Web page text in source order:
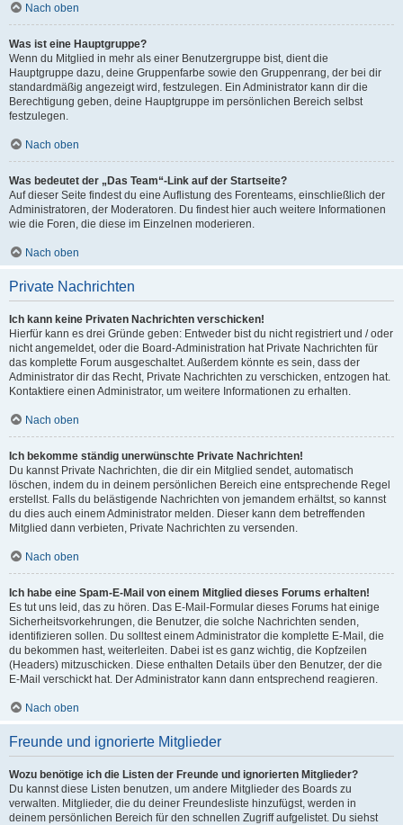
Nach oben
Was ist eine Hauptgruppe?
Wenn du Mitglied in mehr als einer Benutzergruppe bist, dient die
Hauptgruppe dazu, deine Gruppenfarbe sowie den Gruppenrang, der bei dir
standardmäßig angezeigt wird, festzulegen. Ein Administrator kann dir die
Berechtigung geben, deine Hauptgruppe im persönlichen Bereich selbst
festzulegen.
Nach oben
Was bedeutet der „Das Team“-Link auf der Startseite?
Auf dieser Seite findest du eine Auflistung des Forenteams, einschließlich der
Administratoren, der Moderatoren. Du findest hier auch weitere Informationen
wie die Foren, die diese im Einzelnen moderieren.
Nach oben
Private Nachrichten
Ich kann keine Privaten Nachrichten verschicken!
Hierfür kann es drei Gründe geben: Entweder bist du nicht registriert und / oder
nicht angemeldet, oder die Board-Administration hat Private Nachrichten für
das komplette Forum ausgeschaltet. Außerdem könnte es sein, dass der
Administrator dir das Recht, Private Nachrichten zu verschicken, entzogen hat.
Kontaktiere einen Administrator, um weitere Informationen zu erhalten.
Nach oben
Ich bekomme ständig unerwünschte Private Nachrichten!
Du kannst Private Nachrichten, die dir ein Mitglied sendet, automatisch
löschen, indem du in deinem persönlichen Bereich eine entsprechende Regel
erstellst. Falls du belästigende Nachrichten von jemandem erhältst, so kannst
du dies auch einem Administrator melden. Dieser kann dem betreffenden
Mitglied dann verbieten, Private Nachrichten zu versenden.
Nach oben
Ich habe eine Spam-E-Mail von einem Mitglied dieses Forums erhalten!
Es tut uns leid, das zu hören. Das E-Mail-Formular dieses Forums hat einige
Sicherheitsvorkehrungen, die Benutzer, die solche Nachrichten senden,
identifizieren sollen. Du solltest einem Administrator die komplette E-Mail, die
du bekommen hast, weiterleiten. Dabei ist es ganz wichtig, die Kopfzeilen
(Headers) mitzuschicken. Diese enthalten Details über den Benutzer, der die
E-Mail verschickt hat. Der Administrator kann dann entsprechend reagieren.
Nach oben
Freunde und ignorierte Mitglieder
Wozu benötige ich die Listen der Freunde und ignorierten Mitglieder?
Du kannst diese Listen benutzen, um andere Mitglieder des Boards zu
verwalten. Mitglieder, die du deiner Freundesliste hinzufügst, werden in
deinem persönlichen Bereich für den schnellen Zugriff aufgelistet. Du siehst